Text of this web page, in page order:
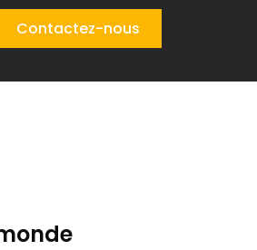
Contactez-nous